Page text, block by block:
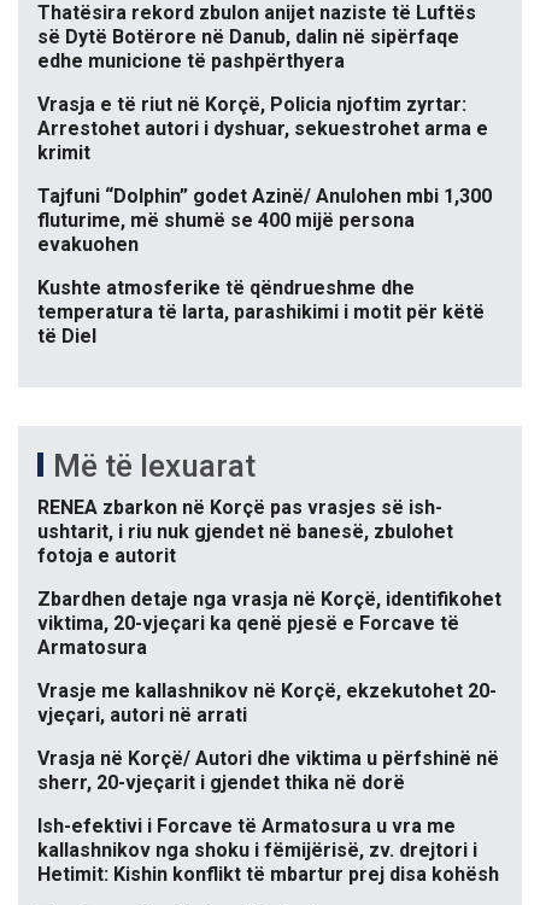
Thatësira rekord zbulon anijet naziste të Luftës
së Dytë Botërore në Danub, dalin në sipërfaqe
edhe municione të pashpërthyera
Vrasja e të riut në Korçë, Policia njoftim zyrtar:
Arrestohet autori i dyshuar, sekuestrohet arma e
krimit
Tajfuni “Dolphin” godet Azinë/ Anulohen mbi 1,300
fluturime, më shumë se 400 mijë persona
evakuohen
Kushte atmosferike të qëndrueshme dhe
temperatura të larta, parashikimi i motit për këtë
të Diel
Më të lexuarat
RENEA zbarkon në Korçë pas vrasjes së ish-
ushtarit, i riu nuk gjendet në banesë, zbulohet
fotoja e autorit
Zbardhen detaje nga vrasja në Korçë, identifikohet
viktima, 20-vjeçari ka qenë pjesë e Forcave të
Armatosura
Vrasje me kallashnikov në Korçë, ekzekutohet 20-
vjeçari, autori në arrati
Vrasja në Korçë/ Autori dhe viktima u përfshinë në
sherr, 20-vjeçarit i gjendet thika në dorë
Ish-efektivi i Forcave të Armatosura u vra me
kallashnikov nga shoku i fëmijërisë, zv. drejtori i
Hetimit: Kishin konflikt të mbartur prej disa kohësh